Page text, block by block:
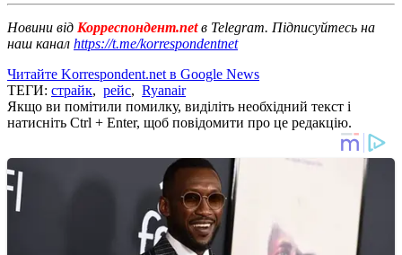
Новини від Корреспондент.netв Telegram. Підписуйтесь на
наш канал https://t.me/korrespondentnet
Читайте Korrespondent.net в Google News
ТЕГИ: страйк, рейс, Ryanair
Якщо ви помітили помилку, виділіть необхідний текст і
натисніть Ctrl + Enter, щоб повідомити про це редакцію.